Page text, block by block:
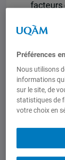
facteurs
se
temps
accède
morale
Préférences
Nous utilisons
informations
sur le site, de
statistiques de
votre choix en